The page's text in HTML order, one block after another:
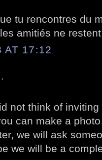
tu rencontres du
amitiés ne
AT 17:12
not think of
can make a
we will ask
we will be a